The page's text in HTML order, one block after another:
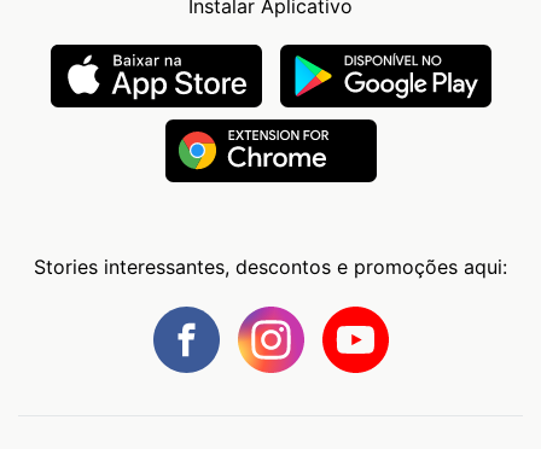
Instalar Aplicativo
Stories interessantes, descontos e promoções aqui: